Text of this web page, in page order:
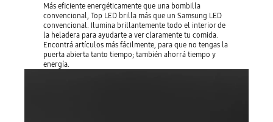
Más eficiente energéticamente que una bombilla
convencional, Top LED brilla más que un Samsung LED
convencional. Ilumina brillantemente todo el interior de
la heladera para ayudarte a ver claramente tu comida.
Encontrá artículos más fácilmente, para que no tengas la
puerta abierta tanto tiempo; también ahorrá tiempo y
energía.